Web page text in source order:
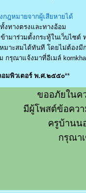
ฎหมายจากผู้เสียหายได้
ทางตรงและทางอ้อม
มาร่วมตั้งกระทู้ในเว็บไซต์
มาะสมได้ทันที โดยไม่ต้อง
กรุณาแจ้งมาที่อีเมล์
อมพิวเตอร์ พ.ศ.๒๕๕๐**
ขออภัยในค
มีผู้โพสต์ข้อคว
ครูบ้านน
กรุณา